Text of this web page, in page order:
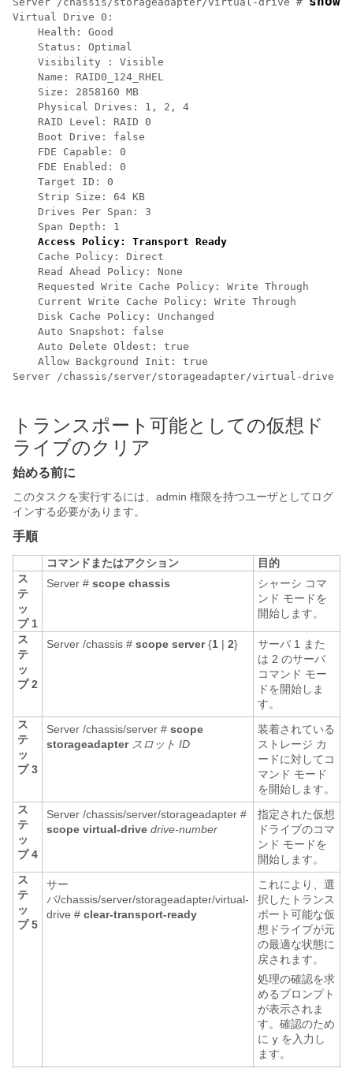
Virtual Drive 0:
    Health: Good
    Status: Optimal
    Visibility : Visible
    Name: RAID0_124_RHEL
    Size: 2858160 MB
    Physical Drives: 1, 2, 4
    RAID Level: RAID 0
    Boot Drive: false
    FDE Capable: 0
    FDE Enabled: 0
    Target ID: 0
    Strip Size: 64 KB
    Drives Per Span: 3
    Span Depth: 1
Access Policy: Transport Ready
    Cache Policy: Direct
    Read Ahead Policy: None
    Requested Write Cache Policy: Write Through
    Current Write Cache Policy: Write Through
    Disk Cache Policy: Unchanged
    Auto Snapshot: false
    Auto Delete Oldest: true
    Allow Background Init: true
Server /chassis/server/storageadapter/virtual-drive #
トランスポート可能としての仮想ド
ライブのクリア
始める前に
このタスクを実行するには、admin 権限を持つユーザとしてログ
インする必要があります。
手順
コマンドまたはアクション
目的
ス
テ
ッ
プ 1
Server # scope chassis
シャーシ コマ
ンド モードを
開始します。
ス
テ
ッ
プ 2
Server /chassis # scope server{1 | 2}
サーバ 1 また
は 2 のサーバ
コマンド モー
ドを開始しま
す。
ス
テ
ッ
プ 3
Server /chassis/server # scope
storageadapter スロット ID
装着されている
ストレージ カ
ードに対してコ
マンド モード
を開始します。
ス
テ
ッ
プ 4
Server /chassis/server/storageadapter #
scope virtual-drive drive-number
指定された仮想
ドライブのコマ
ンド モードを
開始します。
ス
テ
ッ
プ 5
サー
バ/chassis/server/storageadapter/virtual-
drive # clear-transport-ready
これにより、選
択したトランス
ポート可能な仮
想ドライブが元
の最適な状態に
戻されます。
処理の確認を求
めるプロンプト
が表示されま
す。確認のため
に y を入力し
ます。